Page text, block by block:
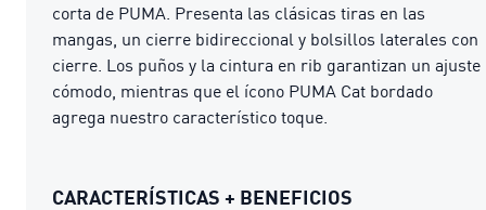
corta de PUMA. Presenta las clásicas tiras en las
mangas, un cierre bidireccional y bolsillos laterales con
cierre. Los puños y la cintura en rib garantizan un ajuste
cómodo, mientras que el ícono PUMA Cat bordado
agrega nuestro característico toque.
CARACTERÍSTICAS + BENEFICIOS